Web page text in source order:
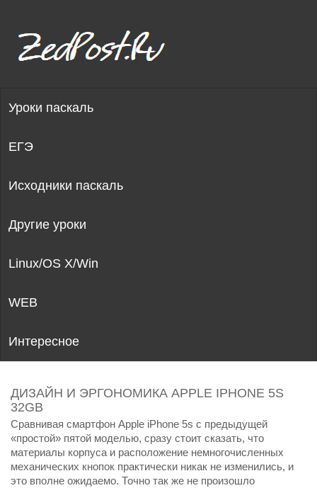
Уроки паскаль
ЕГЭ
Исходники паскаль
Другие уроки
Linux/OS X/Win
WEB
Интересное
ДИЗАЙН И ЭРГОНОМИКА APPLE IPHONE 5S
32GB
Сравнивая смартфон Apple iPhone 5s с предыдущей
«простой» пятой моделью, сразу стоит сказать, что
материалы корпуса и расположение немногочисленных
механических кнопок практически никак не изменились, и
это вполне ожидаемо. Точно так же не произошло